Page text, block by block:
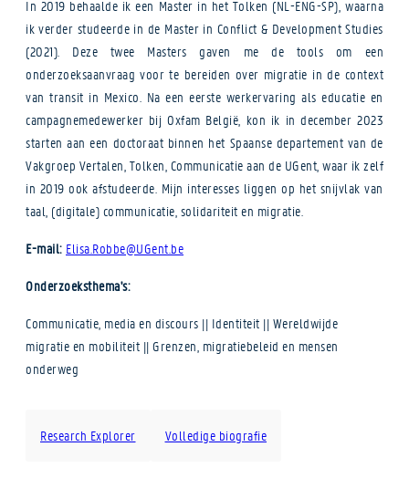
In 2019 behaalde ik een Master in het Tolken (NL-ENG-SP), waarna
ik verder studeerde in de Master in Conflict & Development Studies
(2021). Deze twee Masters gaven me de tools om een
onderzoeksaanvraag voor te bereiden over migratie in de context
van transit in Mexico. Na een eerste werkervaring als educatie en
campagnemedewerker bij Oxfam België, kon ik in december 2023
starten aan een doctoraat binnen het Spaanse departement van de
Vakgroep Vertalen, Tolken, Communicatie aan de UGent, waar ik zelf
in 2019 ook afstudeerde. Mijn interesses liggen op het snijvlak van
taal, (digitale) communicatie, solidariteit en migratie.
E-mail: Elisa.Robbe@UGent.be
Onderzoeksthema's:
Communicatie, media en discours || Identiteit || Wereldwijde
migratie en mobiliteit || Grenzen, migratiebeleid en mensen
onderweg
Research Explorer Volledige biografie